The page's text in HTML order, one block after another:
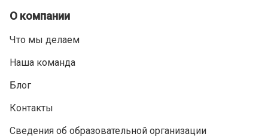
О компании
Что мы делаем
Наша команда
Блог
Контакты
Сведения об образовательной организации